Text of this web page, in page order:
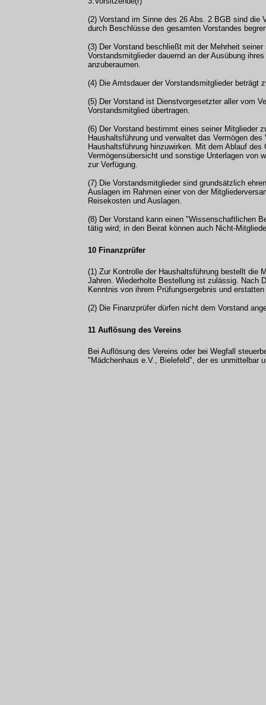
(2) Vorstand im Sinne des 26 Abs. 2 BGB sind die
durch Beschlüsse des gesamten Vorstandes
(3) Der Vorstand beschließt mit der Mehrheit
Vorstandsmitglieder dauernd an der Ausübung
anzuberaumen.
(4) Die Amtsdauer der Vorstandsmitglieder beträgt
(5) Der Vorstand ist Dienstvorgesetzter aller vom
Vorstandsmitglied übertragen.
(6) Der Vorstand bestimmt eines seiner Mitglieder
Haushaltsführung und verwaltet das Vermögen
Haushaltsführung hinzuwirken. Mit dem Ablauf
Vermögensübersicht und sonstige Unterlagen von
zur Verfügung.
(7) Die Vorstandsmitglieder sind grundsätzlich
Auslagen im Rahmen einer von der
Reisekosten und Auslagen.
(8) Der Vorstand kann einen "Wissenschaftlichen
tätig wird; in den Beirat können auch Nicht-
10 Finanzprüfer
(1) Zur Kontrolle der Haushaltsführung bestellt die
Jahren. Wiederholte Bestellung ist zulässig. Nach
Kenntnis von ihrem Prüfungsergebnis und
(2) Die Finanzprüfer dürfen nicht dem Vorstand
11 Auflösung des Vereins
Bei Auflösung des Vereins oder bei Wegfall
"Mädchenhaus e.V., Bielefeld", der es unmittelbar